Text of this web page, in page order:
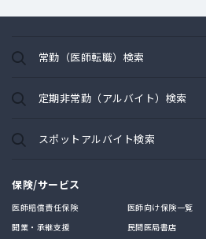
常勤（医師転職）検索
定期非常勤（アルバイト）検索
スポットアルバイト検索
保険/サービス
医師賠償責任保険
医師向け保険一覧
開業・承継支援
民間医局書店